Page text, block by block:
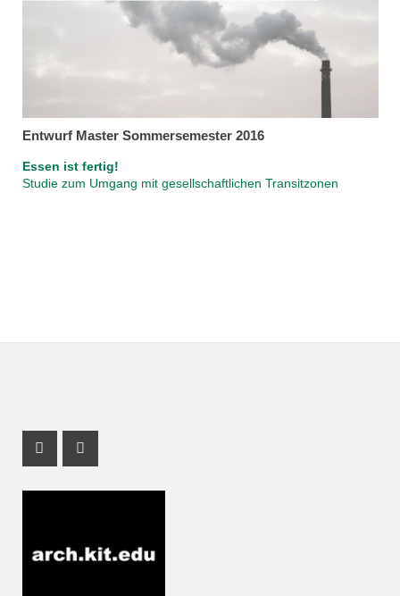
Entwurf Master Sommersemester 2016
Essen ist fertig!
Studie zum Umgang mit gesellschaftlichen Transitzonen